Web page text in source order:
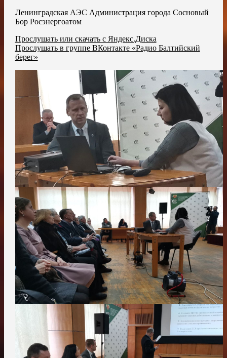
Ленинградская АЭС Администрация города Сосновый
Бор Росэнергоатом
Прослушать или скачать с Яндекс.Диска
Прослушать в группе ВКонтакте «Радио Балтийский
берег»